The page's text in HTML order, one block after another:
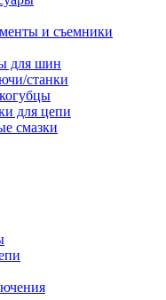
и съемники
для шин
станки
для цепи
смазки